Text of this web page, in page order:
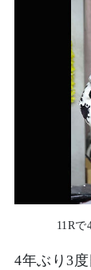
11R
4年ぶり3